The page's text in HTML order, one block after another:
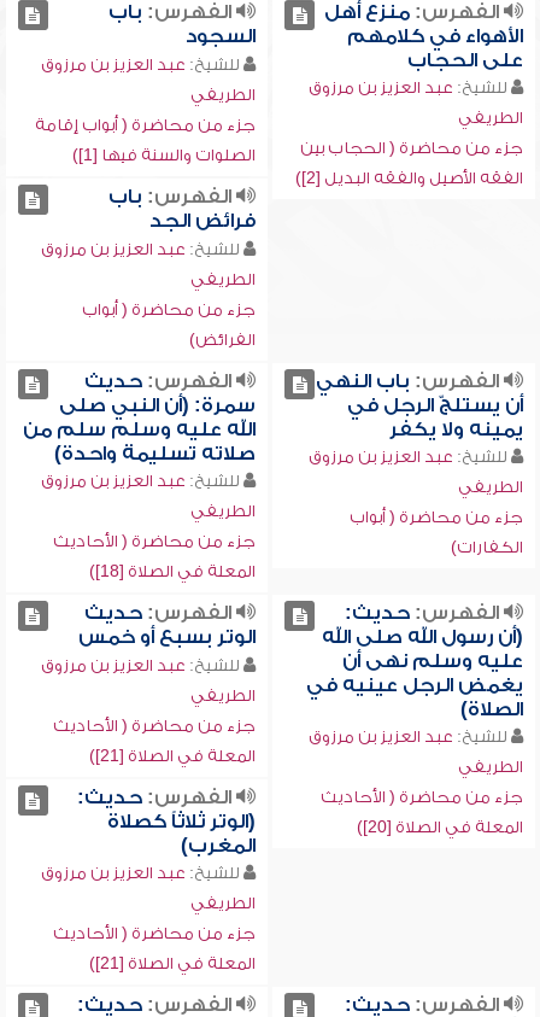
الفهرس:منزع أهل
الأهواء في كلامهم
على الحجاب
للشيخ: عبد العزيز بن مرزوق
الطريفي
جزء من محاضرة ( الحجاب بين
الفقه الأصيل والفقه البديل [2])
الفهرس: باب
السجود
للشيخ: عبد العزيز بن مرزوق
الطريفي
جزء من محاضرة ( أبواب إقامة
الصلوات والسنة فيها [1])
الفهرس: باب
فرائض الجد
للشيخ: عبد العزيز بن مرزوق
الطريفي
جزء من محاضرة ( أبواب
الفرائض)
الفهرس: باب النهي
أن يستلجّ الرجل في
يمينه ولا يكفر
للشيخ: عبد العزيز بن مرزوق
الطريفي
جزء من محاضرة ( أبواب
الكفارات)
الفهرس:حديث
سمرة: (أن النبي صلى
الله عليه وسلم سلم من
صلاته تسليمة واحدة)
للشيخ: عبد العزيز بن مرزوق
الطريفي
جزء من محاضرة ( الأحاديث
المعلة في الصلاة [18])
الفهرس:حديث:
(أن رسول الله صلى الله
عليه وسلم نهى أن
يغمض الرجل عينيه في
الصلاة)
للشيخ: عبد العزيز بن مرزوق
الطريفي
جزء من محاضرة ( الأحاديث
المعلة في الصلاة [20])
الفهرس:حديث
الوتر بسبع أو خمس
للشيخ: عبد العزيز بن مرزوق
الطريفي
جزء من محاضرة ( الأحاديث
المعلة في الصلاة [21])
الفهرس:حديث:
(الوتر ثلاثاً كصلاة
المغرب)
للشيخ: عبد العزيز بن مرزوق
الطريفي
جزء من محاضرة ( الأحاديث
المعلة في الصلاة [21])
الفهرس:حديث:
الفهرس:حديث: